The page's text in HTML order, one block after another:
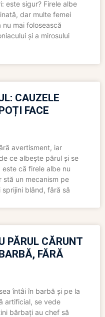
este sigur? Firele albe
dar multe femei
mai folosească
și a mirosului
CAUZELE
FACE
avertisment, iar
ce albește părul și se
că firele albe nu
stă un mecanism pe
blând, fără să
PĂRUL CĂRUNT
FĂRĂ
întâi în barbă și pe la
artificial, se vede
bărbați au chef să